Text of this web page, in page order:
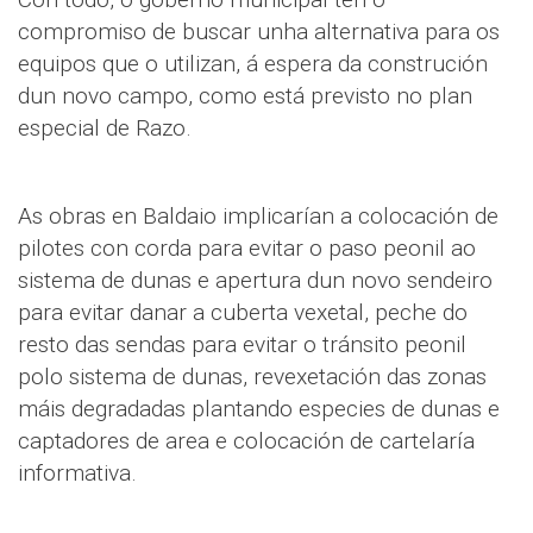
compromiso de buscar unha alternativa para os
equipos que o utilizan, á espera da construción
dun novo campo, como está previsto no plan
especial de Razo.
As obras en Baldaio implicarían a colocación de
pilotes con corda para evitar o paso peonil ao
sistema de dunas e apertura dun novo sendeiro
para evitar danar a cuberta vexetal, peche do
resto das sendas para evitar o tránsito peonil
polo sistema de dunas, revexetación das zonas
máis degradadas plantando especies de dunas e
captadores de area e colocación de cartelaría
informativa.